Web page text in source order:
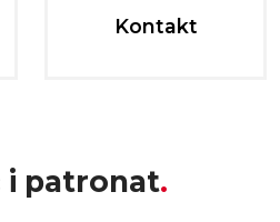
Kontakt
i patronat